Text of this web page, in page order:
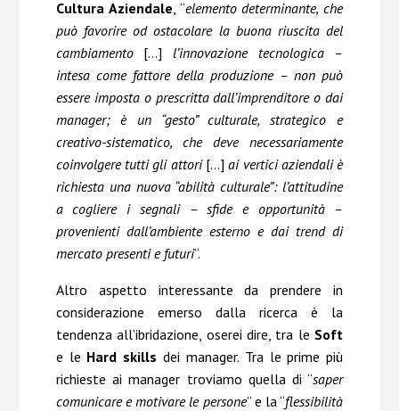
Cultura Aziendale, “elemento determinante, che
può favorire od ostacolare la buona riuscita del
cambiamento[…] l’innovazione tecnologica –
intesa come fattore della produzione – non può
essere imposta o prescritta dall’imprenditore o dai
manager; è un “gesto” culturale, strategico e
creativo-sistematico, che deve necessariamente
coinvolgere tutti gli attori[…]ai vertici aziendali è
richiesta una nuova “abilità culturale”: l’attitudine
a cogliere i segnali – sfide e opportunità –
provenienti dall’ambiente esterno e dai trend di
mercato presenti e futuri”.
Altro aspetto interessante da prendere in
considerazione emerso dalla ricerca è la
tendenza all’ibridazione, oserei dire, tra le Soft
e le Hard skills dei manager. Tra le prime più
richieste ai manager troviamo quella di “saper
comunicare e motivare le persone” e la “flessibilità